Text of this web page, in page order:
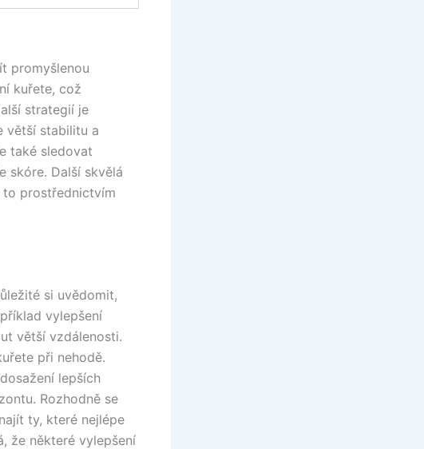
promyšlenou
kuřete, což
strategií je
větší stabilitu a
také sledovat
skóre. Další skvělá
prostřednictvím
si uvědomit,
vylepšení
větší vzdálenosti.
při nehodě.
lepších
Rozhodně se
ty, které nejlépe
že některé vylepšení